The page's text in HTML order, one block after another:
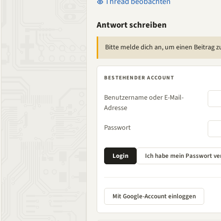
Antwort schreiben
Bitte melde dich an, um einen Beitrag
BESTEHENDER ACCOUNT
Benutzername oder E-Mail-
Adresse
Passwort
Mit Google-Account einloggen